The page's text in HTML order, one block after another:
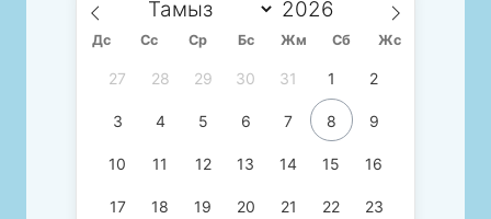
Дс Сc Ср Бс Жм Сб Жс
27 28 29 30 31 1 2
3 4 5 6 7 8 9
10 11 12 13 14 15 16
17 18 19 20 21 22 23